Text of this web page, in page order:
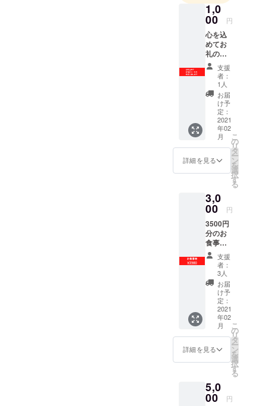
1,0
00 円
心を込
めてお
礼の
メール
をお送
り致し
ます。
支援
者：
1人
お届
け予
定：
2021
年02
月
詳細を見る
こ
の
リ
タ
ー
ン
を
選
択
す
る
3,0
00 円
3500円
分のお
食事券
をお送
り致し
ます。
(500円
券を7
枚) 有効
期限
2022年
2月末 ※
お釣り
は出ま
せん。
支援
者：
3人
お届
け予
定：
2021
年02
月
詳細を見る
こ
の
リ
タ
ー
ン
を
選
択
す
る
5,0
00 円